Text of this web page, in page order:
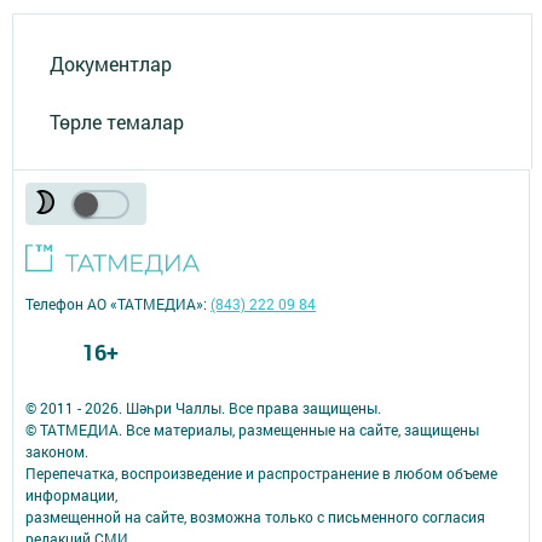
Документлар
Төрле темалар
© 2011 - 2026. Шәһри Чаллы. Все права защищены.
© ТАТМЕДИА. Все материалы, размещенные на сайте, защищены
законом.
Перепечатка, воспроизведение и распространение в любом объеме
информации,
размещенной на сайте, возможна только с письменного согласия
редакций СМИ.
Телефон АО «ТАТМЕДИА»:(843) 222 09 84
16+